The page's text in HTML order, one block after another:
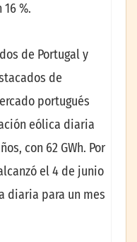
%.
de Portugal y
de
portugués
eólica diaria
con 62 GWh. Por
el 4 de junio
diaria para un mes